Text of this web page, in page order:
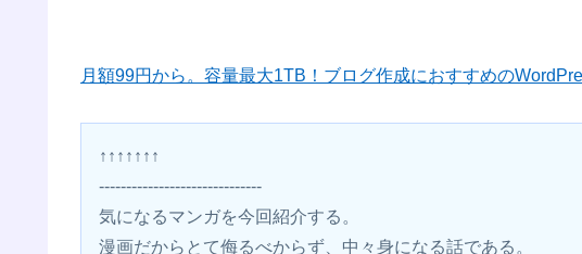
月額99円から。容量最大1TB！ブログ作成におすすめの
↑↑↑↑↑↑↑
------------------------------
気になるマンガを今回紹介する。
漫画だからとて侮るべからず、中々身になる話である。